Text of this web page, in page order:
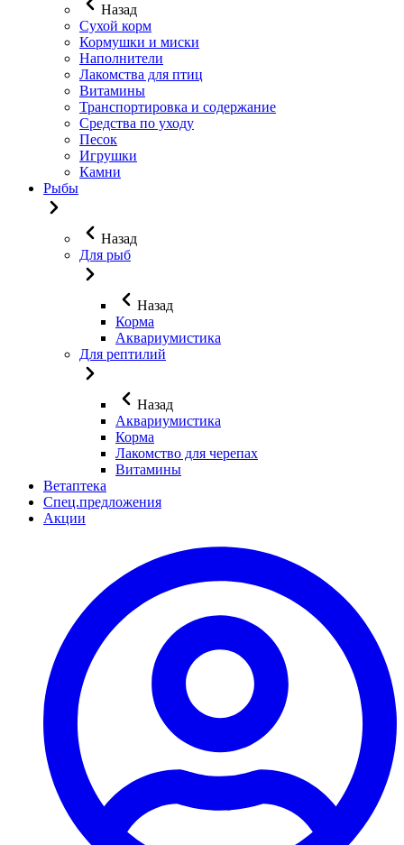
Назад
Сухой корм
Кормушки и миски
Наполнители
Лакомства для птиц
Витамины
Транспортировка и содержание
Средства по уходу
Песок
Игрушки
Камни
Рыбы
Назад
Для рыб
Назад
Корма
Аквариумистика
Для рептилий
Назад
Аквариумистика
Корма
Лакомство для черепах
Витамины
Ветаптека
Спец.предложения
Акции